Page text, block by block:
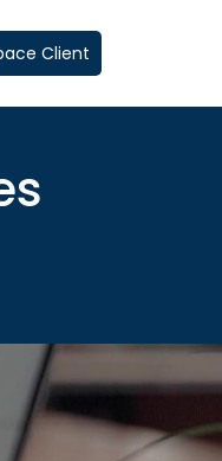
Client